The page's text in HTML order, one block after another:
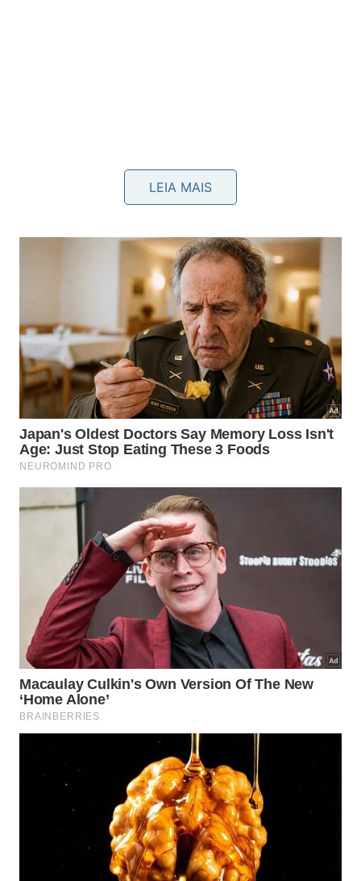
Transferência de peso com apoio seguro reforça
estabilidade e previne compensações. -
Imagem gerada
por IA
para maiores de 60?
Para esse treino sair do papel, vale organizar a
sessão com poucos minutos e boa frequência. O
mais importante é qualidade do movimento, não
cansaço excessivo.
Fique ao lado de uma parede, pia ou cadeira
firme
Mantenha o abdômen ativo e o olhar em ponto
fixo
Faça de 3 a 5 repetições em cada direção, com
cada perna
Repita de 2 a 3 séries, em dias alternados
Progrida reduzindo o apoio das mãos, nunca
tirando a segurança
Se houver tontura, dor articular relevante ou
histórico recente de queda, a progressão precisa
ser mais conservadora. Maiores de 60 com
LEIA MAIS